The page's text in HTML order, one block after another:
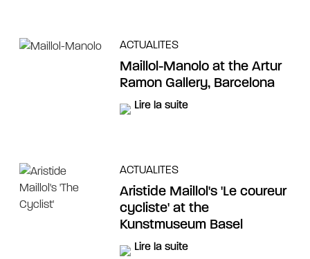
ACTUALITES
Maillol-Manolo at the Artur
Ramon Gallery, Barcelona
Lire la suite
ACTUALITES
Aristide Maillol's 'Le coureur
cycliste' at the
Kunstmuseum Basel
Lire la suite